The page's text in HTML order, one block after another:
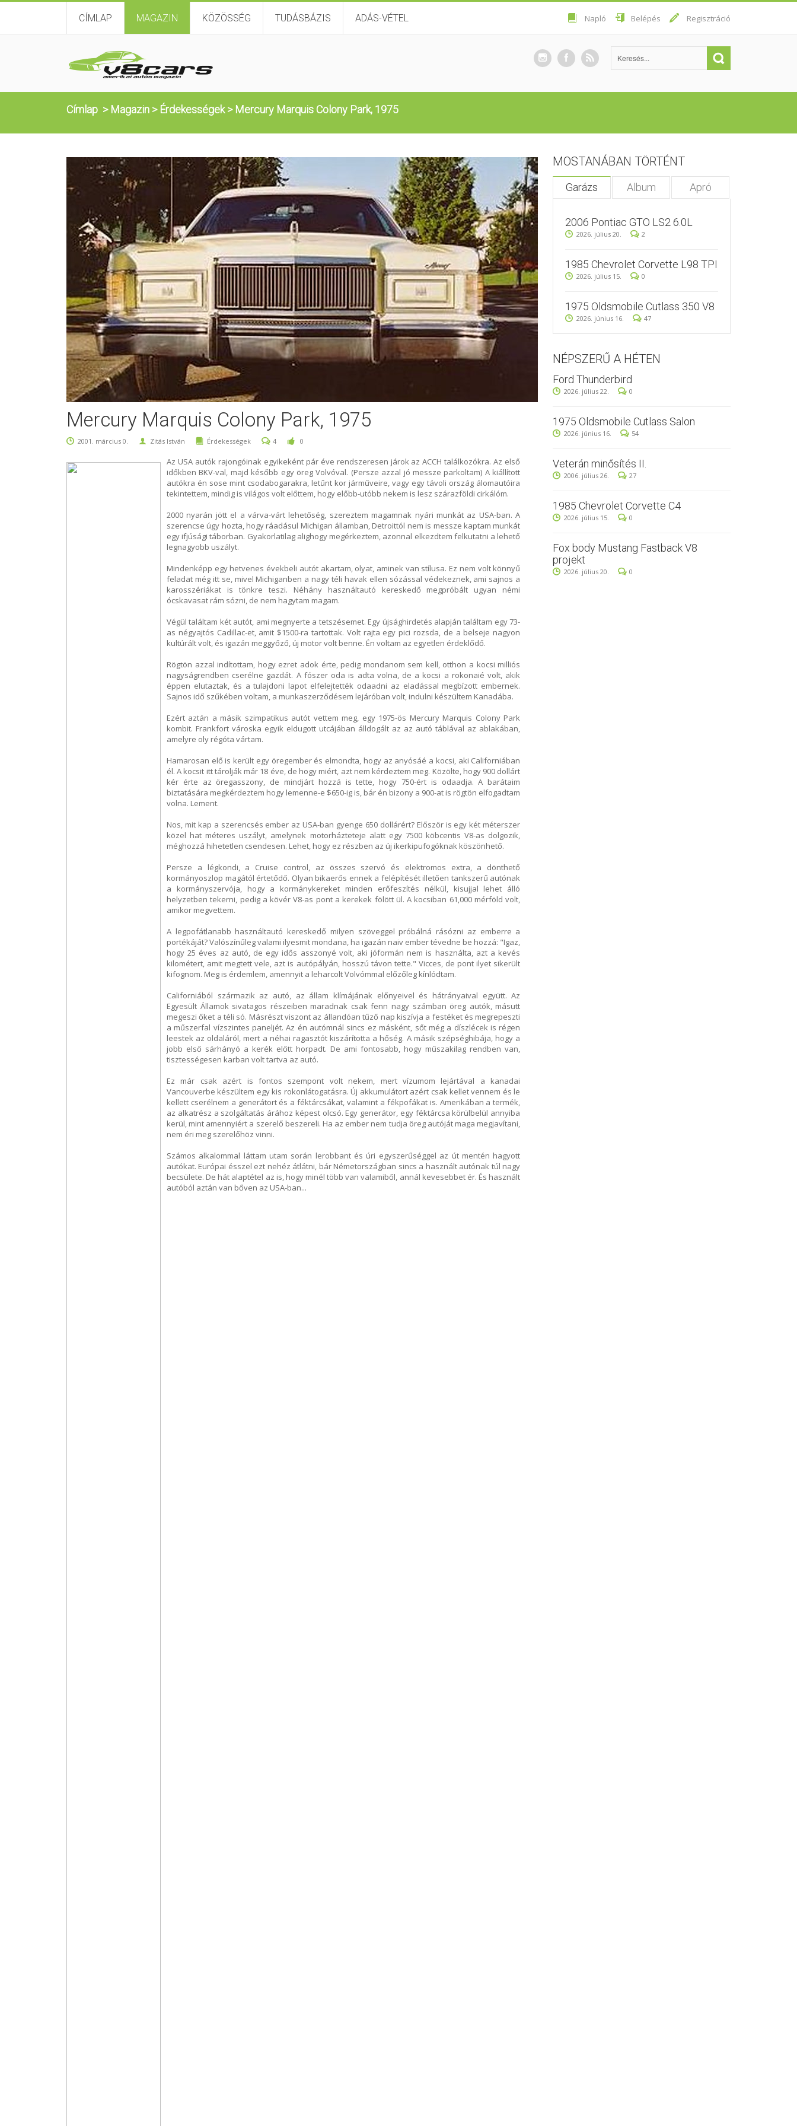
CÍMLAP MAGAZIN KÖZÖSSÉG TUDÁSBÁZIS ADÁS-VÉTEL Napló Belépés Regisztráció
Címlap > Magazin > Érdekességek> Mercury Marquis Colony Park, 1975
Mercury Marquis Colony Park, 1975
2001. március 0. Zitás István Érdekességek 4 0
Az USA autók rajongóinak egyikeként pár éve rendszeresen járok az ACCH találkozókra. Az első
időkben BKV-val, majd később egy öreg Volvóval. (Persze azzal jó messze parkoltam) A kiállított
autókra én sose mint csodabogarakra, letűnt kor járműveire, vagy egy távoli ország álomautóira
tekintettem, mindig is világos volt előttem, hogy előbb-utóbb nekem is lesz szárazföldi cirkálóm.
2000 nyarán jött el a várva-várt lehetőség, szereztem magamnak nyári munkát az USA-ban. A
szerencse úgy hozta, hogy ráadásul Michigan államban, Detroittól nem is messze kaptam munkát
egy ifjúsági táborban. Gyakorlatilag alighogy megérkeztem, azonnal elkezdtem felkutatni a lehető
legnagyobb uszályt.
Mindenképp egy hetvenes évekbeli autót akartam, olyat, aminek van stílusa. Ez nem volt könnyű
feladat még itt se, mivel Michiganben a nagy téli havak ellen sózással védekeznek, ami sajnos a
karosszériákat is tönkre teszi. Néhány használtautó kereskedő megpróbált ugyan némi
ócskavasat rám sózni, de nem hagytam magam.
Végül találtam két autót, ami megnyerte a tetszésemet. Egy újsághirdetés alapján találtam egy 73-
as négyajtós Cadillac-et, amit $1500-ra tartottak. Volt rajta egy pici rozsda, de a belseje nagyon
kultúrált volt, és igazán meggyőző, új motor volt benne. Én voltam az egyetlen érdeklődő.
Rögtön azzal indítottam, hogy ezret adok érte, pedig mondanom sem kell, otthon a kocsi milliós
nagyságrendben cserélne gazdát. A fószer oda is adta volna, de a kocsi a rokonaié volt, akik
éppen elutaztak, és a tulajdoni lapot elfelejtették odaadni az eladással megbízott embernek.
Sajnos idő szűkében voltam, a munkaszerződésem lejáróban volt, indulni készültem Kanadába.
Ezért aztán a másik szimpatikus autót vettem meg, egy 1975-ös Mercury Marquis Colony Park
kombit. Frankfort városka egyik eldugott utcájában álldogált az az autó táblával az ablakában,
amelyre oly régóta vártam.
Hamarosan elő is került egy öregember és elmondta, hogy az anyósáé a kocsi, aki Californiában
él. A kocsit itt tárolják már 18 éve, de hogy miért, azt nem kérdeztem meg. Közölte, hogy 900 dollárt
kér érte az öregasszony, de mindjárt hozzá is tette, hogy 750-ért is odaadja. A barátaim
biztatására megkérdeztem hogy lemenne-e $650-ig is, bár én bizony a 900-at is rögtön elfogadtam
volna. Lement.
Nos, mit kap a szerencsés ember az USA-ban gyenge 650 dollárért? Először is egy két méterszer
közel hat méteres uszályt, amelynek motorházteteje alatt egy 7500 köbcentis V8-as dolgozik,
méghozzá hihetetlen csendesen. Lehet, hogy ez részben az új ikerkipufogóknak köszönhető.
Persze a légkondi, a Cruise control, az összes szervó és elektromos extra, a dönthető
kormányoszlop magától értetődő. Olyan bikaerős ennek a felépítését illetően tankszerű autónak
a kormányszervója, hogy a kormánykereket minden erőfeszítés nélkül, kisujjal lehet álló
helyzetben tekerni, pedig a kövér V8-as pont a kerekek fölött ül. A kocsiban 61,000 mérföld volt,
amikor megvettem.
A legpofátlanabb használtautó kereskedő milyen szöveggel próbálná rásózni az emberre a
portékáját? Valószínűleg valami ilyesmit mondana, ha igazán naiv ember tévedne be hozzá: "Igaz,
hogy 25 éves az autó, de egy idős asszonyé volt, aki jóformán nem is használta, azt a kevés
kilométert, amit megtett vele, azt is autópályán, hosszú távon tette." Vicces, de pont ilyet sikerült
kifognom. Meg is érdemlem, amennyit a leharcolt Volvómmal előzőleg kínlódtam.
Californiából származik az autó, az állam klímájának előnyeivel és hátrányaival együtt. Az
Egyesült Államok sivatagos részeiben maradnak csak fenn nagy számban öreg autók, másutt
megeszi őket a téli só. Másrészt viszont az állandóan tűző nap kiszívja a festéket és megrepeszti
a műszerfal vízszintes paneljét. Az én autómnál sincs ez másként, sőt még a díszlécek is régen
leestek az oldaláról, mert a néhai ragasztót kiszárította a hőség. A másik szépséghibája, hogy a
jobb első sárhányó a kerék előtt horpadt. De ami fontosabb, hogy műszakilag rendben van,
tisztességesen karban volt tartva az autó.
Ez már csak azért is fontos szempont volt nekem, mert vízumom lejártával a kanadai
Vancouverbe készültem egy kis rokonlátogatásra. Új akkumulátort azért csak kellet vennem és le
kellett cserélnem a generátort és a féktárcsákat, valamint a fékpofákat is. Amerikában a termék,
az alkatrész a szolgáltatás árához képest olcsó. Egy generátor, egy féktárcsa körülbelül annyiba
kerül, mint amennyiért a szerelő beszereli. Ha az ember nem tudja öreg autóját maga megjavítani,
nem éri meg szerelőhöz vinni.
Számos alkalommal láttam utam során lerobbant és úri egyszerűséggel az út mentén hagyott
autókat. Európai ésszel ezt nehéz átlátni, bár Németországban sincs a használt autónak túl nagy
becsülete. De hát alaptétel az is, hogy minél több van valamiből, annál kevesebbet ér. És használt
autóból aztán van bőven az USA-ban...
MOSTANÁBAN TÖRTÉNT
Garázs Album Apró
2006 Pontiac GTO LS2 6.0L
2026. július 20. 2
1985 Chevrolet Corvette L98 TPI
2026. július 15. 0
1975 Oldsmobile Cutlass 350 V8
2026. június 16. 47
NÉPSZERŰ A HÉTEN
Ford Thunderbird
2026. július 22. 0
1975 Oldsmobile Cutlass Salon
2026. június 16. 54
Veterán minősítés II.
2006. július 26. 27
1985 Chevrolet Corvette C4
2026. július 15. 0
Fox body Mustang Fastback V8
projekt
2026. július 20. 0